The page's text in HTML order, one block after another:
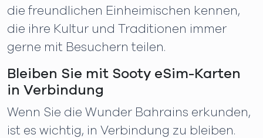
die freundlichen Einheimischen kennen,
die ihre Kultur und Traditionen immer
gerne mit Besuchern teilen.
Bleiben Sie mit Sooty eSim-Karten
in Verbindung
Wenn Sie die Wunder Bahrains erkunden,
ist es wichtig, in Verbindung zu bleiben.